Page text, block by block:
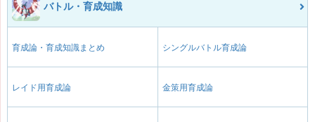
バトル・育成知識
育成論・育成知識まとめ シングルバトル育成論
レイド用育成論 金策用育成論